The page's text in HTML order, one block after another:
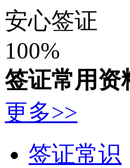
签证常用资
更多>>
签证常识